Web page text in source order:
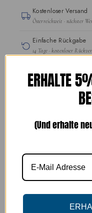
Kostenloser Versand
Österreichweit · nächster
Einfache Rückgabe
14 Tage · kostenloser
seit 1989
Abholung
Gewöhnlich fertig in
ERHALTE
(Und erhalte